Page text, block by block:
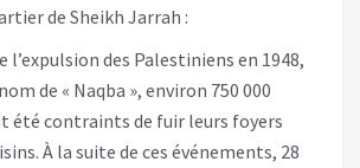
de Sheikh Jarrah :
l’expulsion des Palestiniens en 1948,
de « Naqba », environ 750 000
été contraints de fuir leurs foyers
À la suite de ces événements, 28